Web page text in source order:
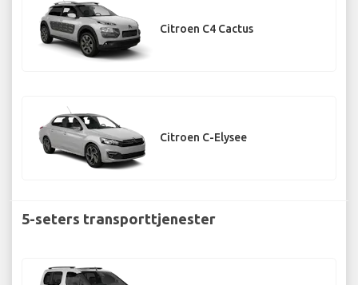
Citroen C4 Cactus
Citroen C-Elysee
5-seters transporttjenester